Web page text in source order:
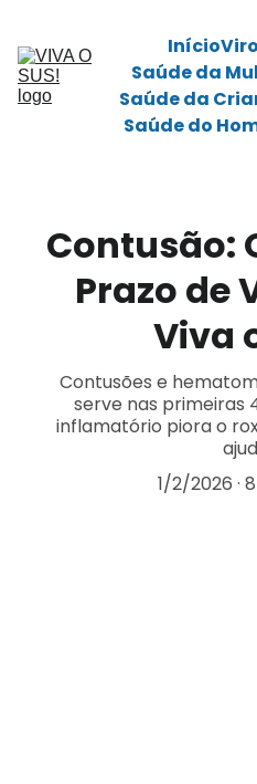
Início
Saúde da
Saúde da
Saúde do
Contusão:
Prazo de
Viva
Contusões e
serve nas primeiras
inflamatório piora o
1/2/2026